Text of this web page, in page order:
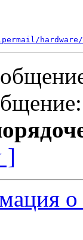
hardware/
]
о